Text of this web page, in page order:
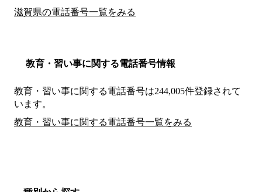
滋賀県の電話番号一覧をみる
教育・習い事に関する電話番号情報
教育・習い事に関する電話番号は244,005件登録されて
います。
教育・習い事に関する電話番号一覧をみる